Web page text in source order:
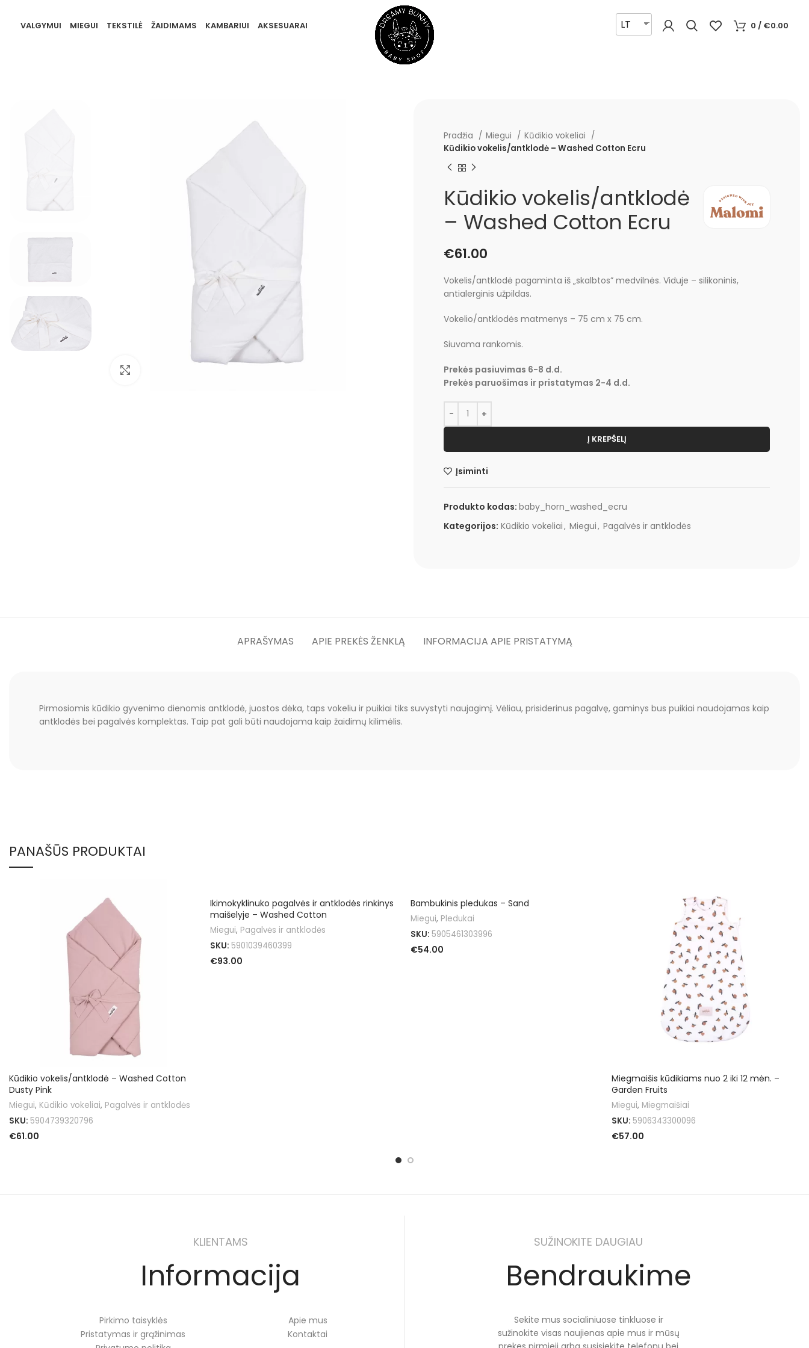
VALGYMUI MIEGUI TEKSTILĖ ŽAIDIMAMS KAMBARIUI AKSESUARAI LT 0/ €0.00
Pradžia Miegui
Kūdikio vokeliai
Kūdikio vokelis/antklodė – Washed Cotton Ecru
Kūdikio vokelis/antklodė
– Washed Cotton Ecru
€61.00
Vokelis/antklodė pagaminta iš „skalbtos” medvilnės. Viduje – silikoninis,
antialerginis užpildas.
Vokelio/antklodės matmenys – 75 cm x 75 cm.
Siuvama rankomis.
Prekės pasiuvimas 6-8 d.d.
Prekės paruošimas ir pristatymas 2-4 d.d.
Į KREPŠELĮ
Įsiminti
Produkto kodas: baby_horn_washed_ecru
Kategorijos: Kūdikio vokeliai, Miegui, Pagalvės ir antklodės
APRAŠYMAS APIE PREKĖS ŽENKLĄ INFORMACIJA APIE PRISTATYMĄ
Pirmosiomis kūdikio gyvenimo dienomis antklodė, juostos dėka, taps vokeliu ir puikiai tiks suvystyti naujagimį. Vėliau, prisiderinus pagalvę, gaminys bus puikiai naudojamas kaip
antklodės bei pagalvės komplektas. Taip pat gali būti naudojama kaip žaidimų kilimėlis.
PANAŠŪS PRODUKTAI
Kūdikio vokelis/antklodė – Washed Cotton
Dusty Pink
Miegui, Kūdikio vokeliai, Pagalvės ir antklodės
SKU: 5904739320796
€61.00
Ikimokyklinuko pagalvės ir antklodės rinkinys
maišelyje – Washed Cotton
Miegui, Pagalvės ir antklodės
SKU: 5901039460399
€93.00
IŠPARDUOTA
Bambukinis pledukas – Sand
Miegui, Pledukai
SKU: 5905461303996
€54.00
Miegmaišis kūdikiams nuo 2 iki 12 mėn. –
Garden Fruits
Miegui, Miegmaišiai
SKU: 5906343300096
€57.00
KLIENTAMS
Informacija
Pirkimo taisyklės
Pristatymas ir grąžinimas
Apie mus
Kontaktai
SUŽINOKITE DAUGIAU
Bendraukime
Sekite mus socialiniuose tinkluose ir
sužinokite visas naujienas apie mus ir mūsų